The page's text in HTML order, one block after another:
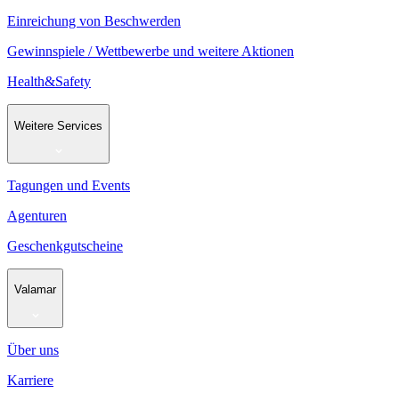
Einreichung von Beschwerden
Gewinnspiele / Wettbewerbe und weitere Aktionen
Health&Safety
Weitere Services
Tagungen und Events
Agenturen
Geschenkgutscheine
Valamar
Über uns
Karriere